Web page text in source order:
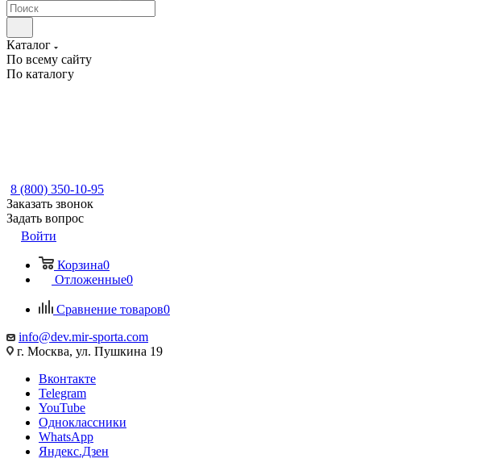
Каталог
По всему сайту
По каталогу
8 (800) 350-10-95
Заказать звонок
Задать вопрос
Войти
Корзина0
Отложенные0
Сравнение товаров0
info@dev.mir-sporta.com
г. Москва, ул. Пушкина 19
Вконтакте
Telegram
YouTube
Одноклассники
WhatsApp
Яндекс.Дзен